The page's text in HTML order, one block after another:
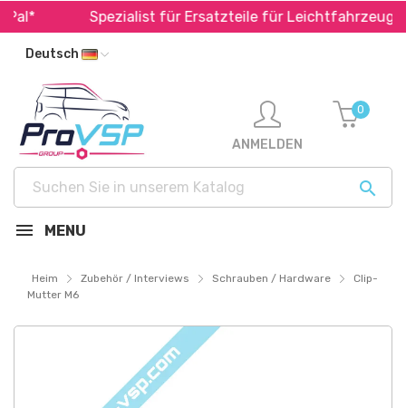
Spezialist für Ersatzteile für Leichtfahrzeuge
Deutsch

ANMELDEN
0
MENU
Heim Zubehör / Interviews Schrauben / Hardware
Clip-
Mutter M6